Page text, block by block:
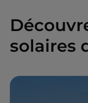
solaires